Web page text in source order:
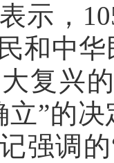
示，
和中
复兴
立”的
强调